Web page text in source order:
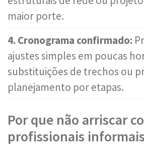
maior porte.
4. Cronograma confirmado:
ajustes simples em poucas
substituições de trechos ou
planejamento por etapas.
Por que não arriscar
profissionais informais